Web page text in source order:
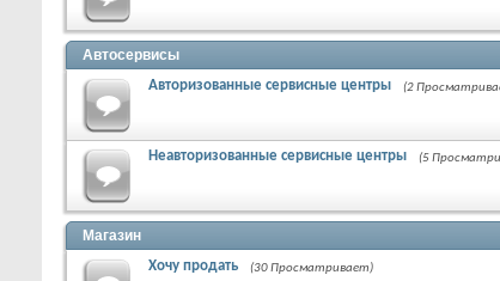
Автосервисы
Авторизованные сервисные центры (2
Неавторизованные сервисные центры (5
Магазин
Хочу продать (30 Просматривает)